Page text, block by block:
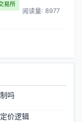
易所
阅读量: 8977
吗
价逻辑